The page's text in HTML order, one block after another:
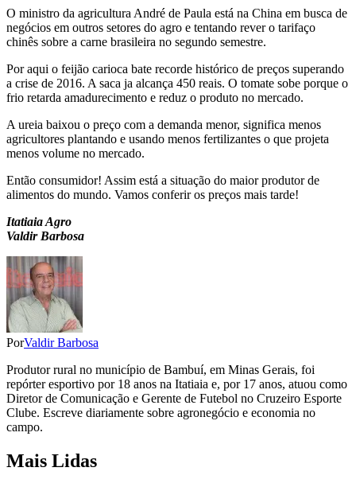
O ministro da agricultura André de Paula está na China em busca de
negócios em outros setores do agro e tentando rever o tarifaço
chinês sobre a carne brasileira no segundo semestre.
Por aqui o feijão carioca bate recorde histórico de preços superando
a crise de 2016. A saca ja alcança 450 reais. O tomate sobe porque o
frio retarda amadurecimento e reduz o produto no mercado.
A ureia baixou o preço com a demanda menor, significa menos
agricultores plantando e usando menos fertilizantes o que projeta
menos volume no mercado.
Então consumidor! Assim está a situação do maior produtor de
alimentos do mundo. Vamos conferir os preços mais tarde!
Itatiaia Agro
Valdir Barbosa
PorValdir Barbosa
Produtor rural no município de Bambuí, em Minas Gerais, foi
repórter esportivo por 18 anos na Itatiaia e, por 17 anos, atuou como
Diretor de Comunicação e Gerente de Futebol no Cruzeiro Esporte
Clube. Escreve diariamente sobre agronegócio e economia no
campo.
Mais Lidas